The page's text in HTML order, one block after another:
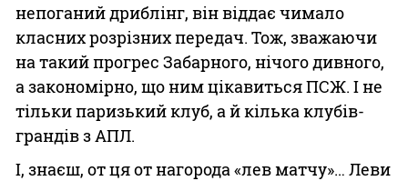
непоганий дриблінг, він віддає чимало
класних розрізних передач. Тож, зважаючи
на такий прогрес Забарного, нічого дивного,
а закономірно, що ним цікавиться ПСЖ. І не
тільки паризький клуб, а й кілька клубів-
грандів з АПЛ.
І, знаєш, от ця от нагорода «лев матчу»… Леви